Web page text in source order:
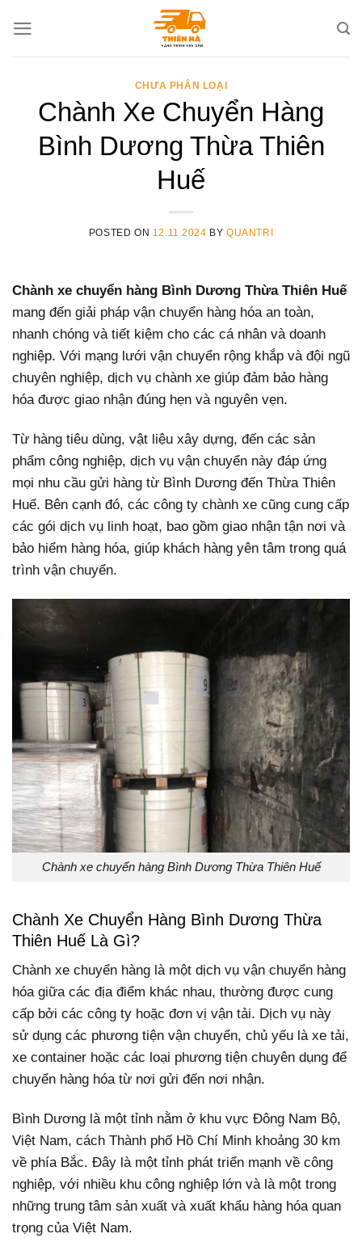
CHƯA PHÂN LOẠI
Chành Xe Chuyển Hàng
Bình Dương Thừa Thiên
Huế
POSTED ON 12.11.2024 BYQUANTRI
Chành xe chuyển hàng Bình Dương Thừa Thiên Huế
mang đến giải pháp vận chuyển hàng hóa an toàn,
nhanh chóng và tiết kiệm cho các cá nhân và doanh
nghiệp. Với mạng lưới vận chuyển rộng khắp và đội ngũ
chuyên nghiệp, dịch vụ chành xe giúp đảm bảo hàng
hóa được giao nhận đúng hẹn và nguyên vẹn.
Từ hàng tiêu dùng, vật liệu xây dựng, đến các sản
phẩm công nghiệp, dịch vụ vận chuyển này đáp ứng
mọi nhu cầu gửi hàng từ Bình Dương đến Thừa Thiên
Huế. Bên cạnh đó, các công ty chành xe cũng cung cấp
các gói dịch vụ linh hoạt, bao gồm giao nhận tận nơi và
bảo hiểm hàng hóa, giúp khách hàng yên tâm trong quá
trình vận chuyển.
Chành xe chuyển hàng Bình Dương Thừa Thiên Huế
Chành Xe Chuyển Hàng Bình Dương Thừa
Thiên Huế Là Gì?
Chành xe chuyển hàng là một dịch vụ vận chuyển hàng
hóa giữa các địa điểm khác nhau, thường được cung
cấp bởi các công ty hoặc đơn vị vận tải. Dịch vụ này
sử dụng các phương tiện vận chuyển, chủ yếu là xe tải,
xe container hoặc các loại phương tiện chuyên dụng để
chuyển hàng hóa từ nơi gửi đến nơi nhận.
Bình Dương là một tỉnh nằm ở khu vực Đông Nam Bộ,
Việt Nam, cách Thành phố Hồ Chí Minh khoảng 30 km
về phía Bắc. Đây là một tỉnh phát triển mạnh về công
nghiệp, với nhiều khu công nghiệp lớn và là một trong
những trung tâm sản xuất và xuất khẩu hàng hóa quan
trọng của Việt Nam.